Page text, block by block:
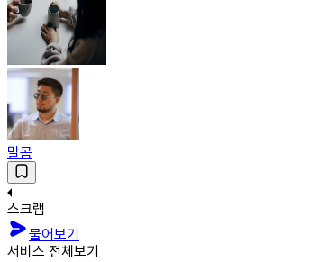
말콤
스크랩
물어보기
서비스 전체보기